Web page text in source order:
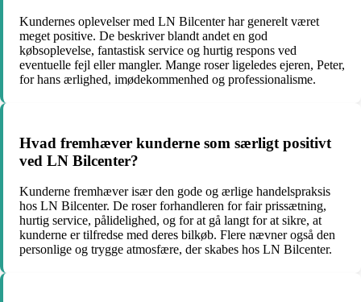
Kundernes oplevelser med LN Bilcenter har generelt været
meget positive. De beskriver blandt andet en god
købsoplevelse, fantastisk service og hurtig respons ved
eventuelle fejl eller mangler. Mange roser ligeledes ejeren, Peter,
for hans ærlighed, imødekommenhed og professionalisme.
Hvad fremhæver kunderne som særligt positivt
ved LN Bilcenter?
Kunderne fremhæver især den gode og ærlige handelspraksis
hos LN Bilcenter. De roser forhandleren for fair prissætning,
hurtig service, pålidelighed, og for at gå langt for at sikre, at
kunderne er tilfredse med deres bilkøb. Flere nævner også den
personlige og trygge atmosfære, der skabes hos LN Bilcenter.